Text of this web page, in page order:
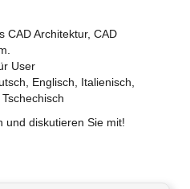
CAD Architektur, CAD
User
Englisch, Italienisch,
und diskutieren Sie mit!